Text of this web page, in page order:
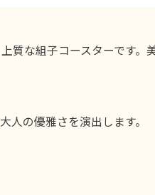
な組子コースターです。
の優雅さを演出します。